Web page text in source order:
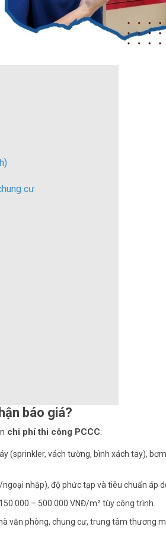
cư
báo giá?
chi phí thi công PCCC:
(sprinkler, vách tường, bình xách tay),
nhập), độ phức tạp và tiêu chuẩn áp
– 500.000 VNĐ/m² tùy công trình.
văn phòng, chung cư, trung tâm thương